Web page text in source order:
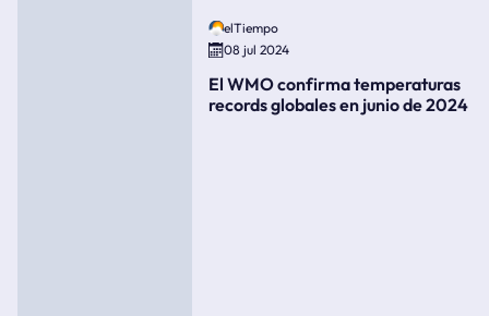
elTiempo
08 jul 2024
El WMO confirma temperaturas
records globales en junio de 2024